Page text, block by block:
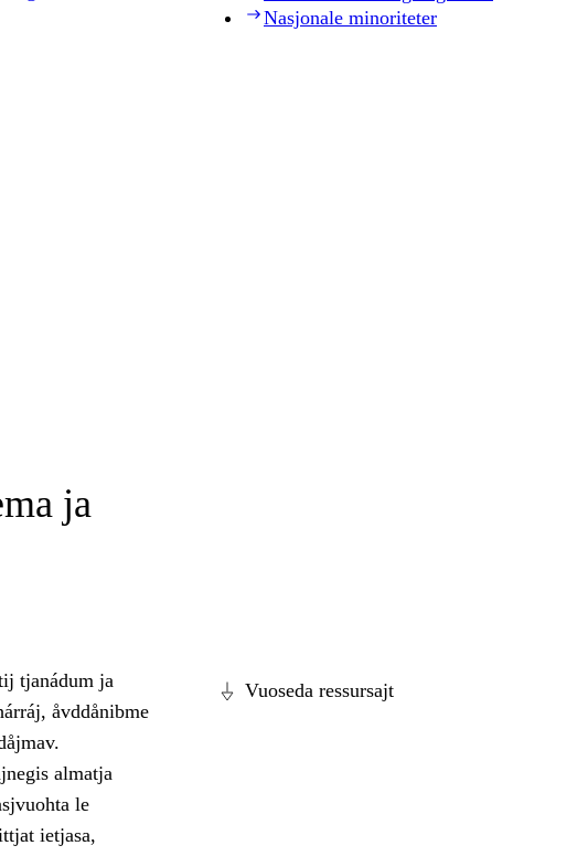
Nasjonale minoriteter
ja
Vuoseda ressursajt
tjanádum ja
åvddånibme
almatja
le
ietjasa,